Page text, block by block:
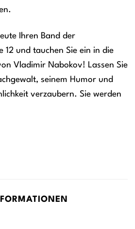
Ihren Band der
12 und tauchen Sie ein in die
Vladimir Nabokov! Lassen Sie
seinem Humor und
verzaubern. Sie werden